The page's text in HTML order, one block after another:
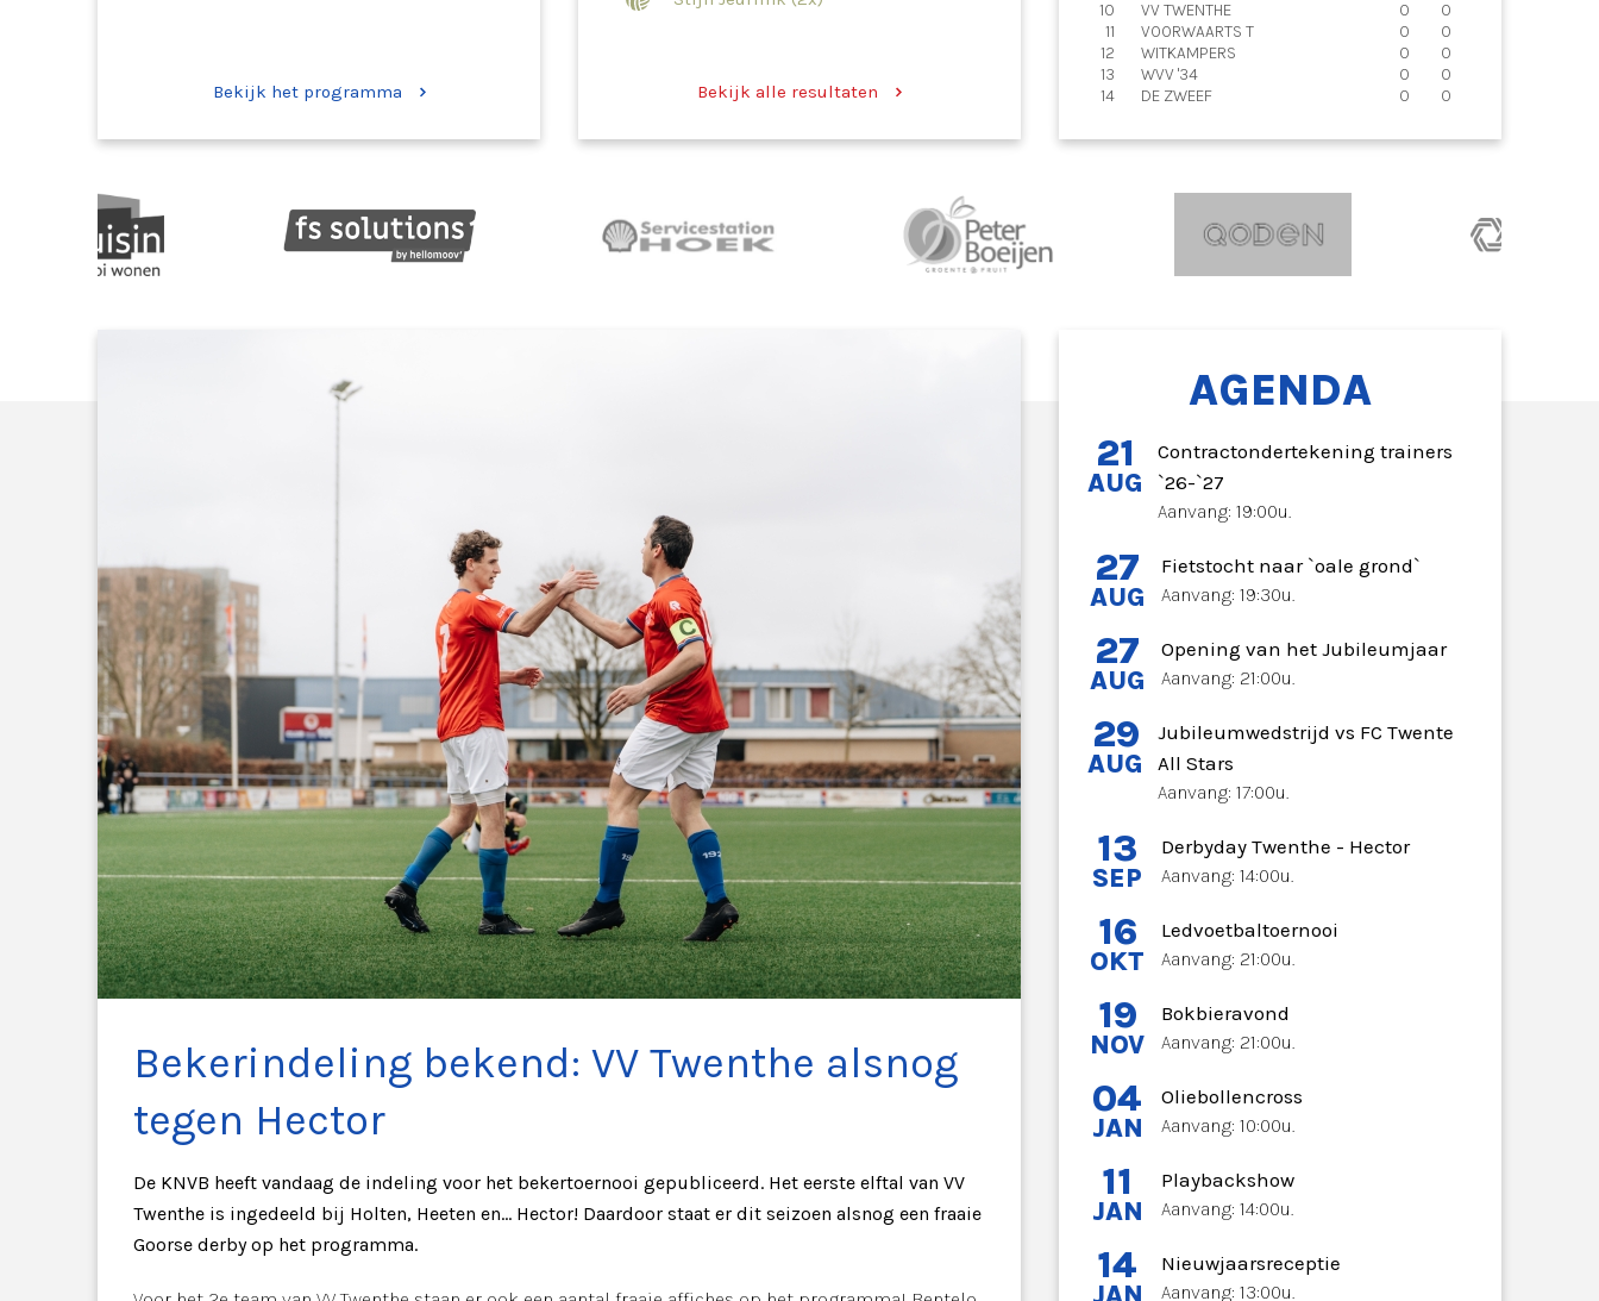
Bekijk het programma Bekijk alle resultaten
10
VV TWENTHE 0
0
11
VOORWAARTS T 0
0
12
WITKAMPERS 0
0
13
WVV '34 0
0
14
DE ZWEEF 0 0
AGENDA
21
AUG
Contractondertekening trainers
`26-`27
Aanvang: 19:00u.
27
AUG
Fietstocht naar `oale grond`
Aanvang: 19:30u.
27
AUG
Opening van het Jubileumjaar
Aanvang: 21:00u.
29
AUG
Jubileumwedstrijd vs FC Twente
All Stars
Aanvang: 17:00u.
13
SEP
Derbyday Twenthe - Hector
Aanvang: 14:00u.
16
OKT
Ledvoetbaltoernooi
Aanvang: 21:00u.
19
NOV
Bokbieravond
Aanvang: 21:00u.
04
JAN
Oliebollencross
Aanvang: 10:00u.
11
JAN
Playbackshow
Aanvang: 14:00u.
14 Nieuwjaarsreceptie
Aanvang: 13:00u.
Bekerindeling bekend: VV Twenthe alsnog
tegen Hector
De KNVB heeft vandaag de indeling voor het bekertoernooi gepubliceerd. Het eerste elftal van VV
Twenthe is ingedeeld bij Holten, Heeten en... Hector! Daardoor staat er dit seizoen alsnog een fraaie
Goorse derby op het programma.